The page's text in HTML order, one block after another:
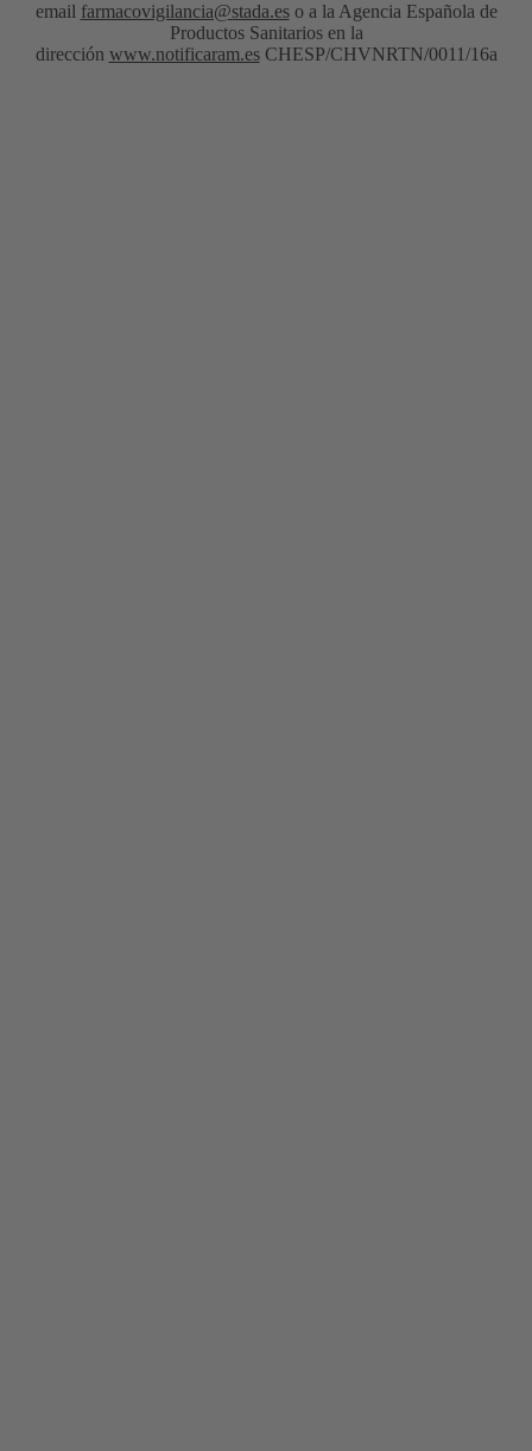
email farmacovigilancia@stada.eso a la Agencia Española de
Productos Sanitarios en la
dirección www.notificaram.esCHESP/CHVNRTN/0011/16a